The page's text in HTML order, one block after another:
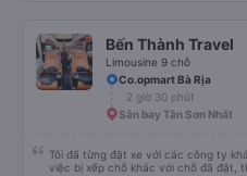
Bến Thành Travel
Limousine 9 chỗ
Co.opmart Bà Rịa
2 giờ 30 phút
Sân bay Tân Sơn Nhất
Tôi đã từng đặt xe với các công ty
việc bị xếp chỗ khác với chỗ đã đặt,